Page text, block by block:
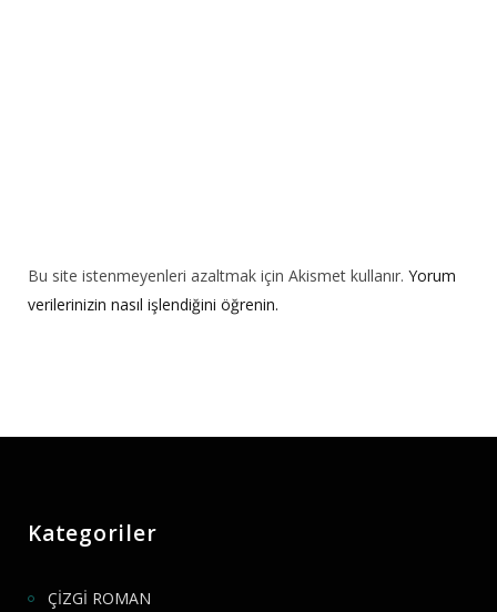
Bu site istenmeyenleri azaltmak için Akismet kullanır. Yorum
verilerinizin nasıl işlendiğini öğrenin.
Kategoriler
ÇİZGİ ROMAN